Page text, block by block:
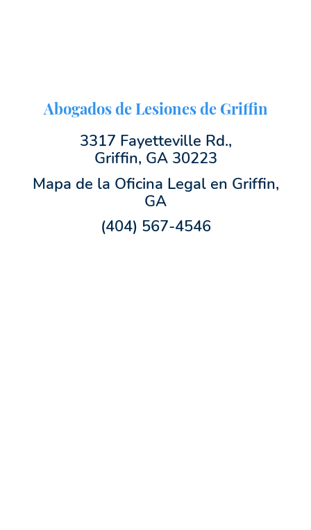
Abogados de Lesiones de Griffin
3317 Fayetteville Rd.,
Griffin, GA 30223
Mapa de la Oficina Legal en Griffin,
GA
(404) 567-4546